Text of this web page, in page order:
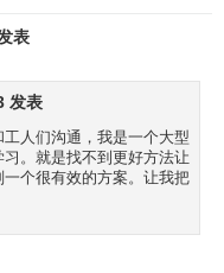
表
发表
人们沟通，我是一个大型
。就是找不到更好方法让
个很有效的方案。让我把